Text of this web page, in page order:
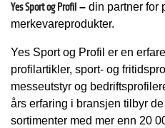
Yes Sport og Profil –din partner for
merkevareprodukter.
Yes Sport og Profil er en
profilartikler, sport- og
messeutstyr og
års erfaring i bransjen tilbyr
sortimenter med mer enn 20